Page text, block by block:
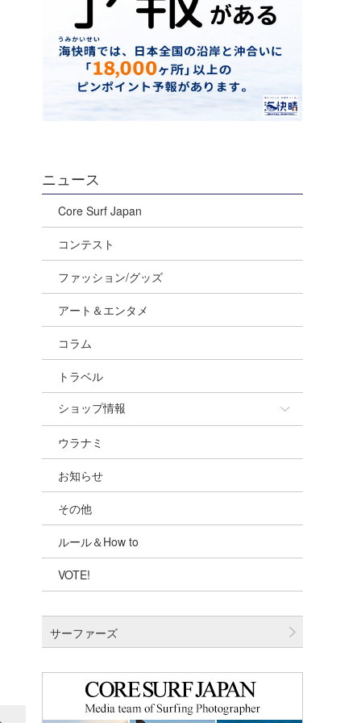
ニュース
Core Surf Japan
コンテスト
ファッション/グッズ
アート＆エンタメ
コラム
トラベル
ショップ情報
ショップ情報
湘南
千葉北
伊豆
千葉南
四国
沖縄
ウラナミ
お知らせ
その他
ルール＆How to
VOTE!
サーファーズ